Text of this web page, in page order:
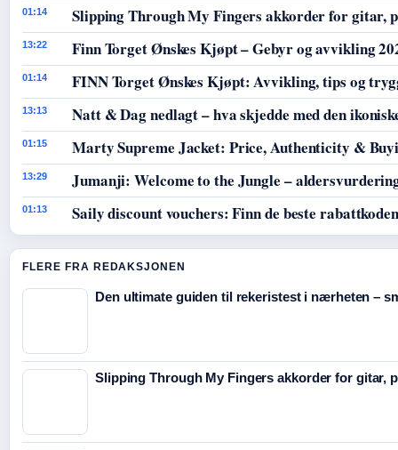
01:14 Slipping Through My Fingers akkorder for gitar,
13:22 Finn Torget Ønskes Kjøpt – Gebyr og avvikling
01:14 FINN Torget Ønskes Kjøpt: Avvikling, tips og
13:13 Natt & Dag nedlagt – hva skjedde med den
01:15 Marty Supreme Jacket: Price, Authenticity &
13:29 Jumanji: Welcome to the Jungle –
01:13 Saily discount vouchers: Finn de beste
FLERE FRA REDAKSJONEN
Den ultimate guiden til rekeristest i nærheten –
Slipping Through My Fingers akkorder for gitar,